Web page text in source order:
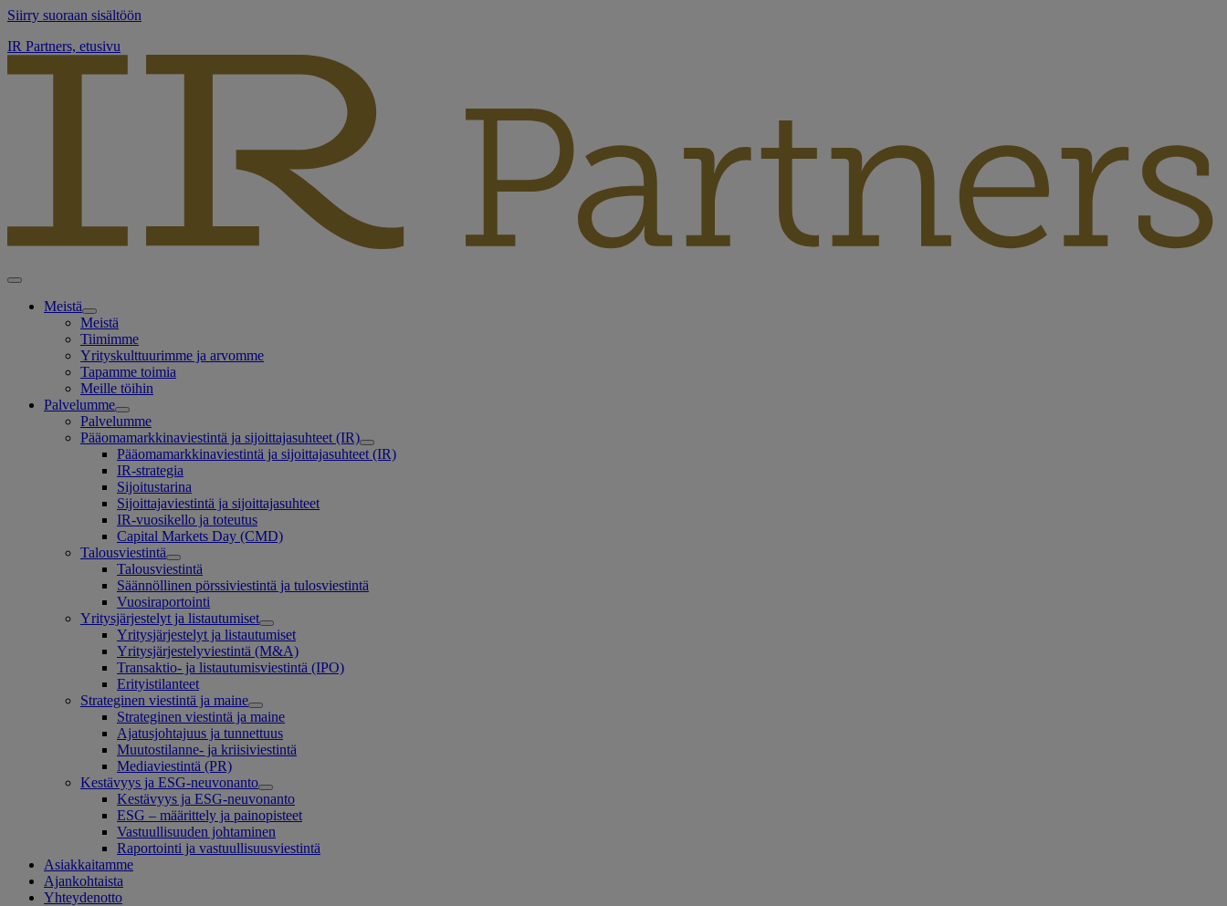
Siirry suoraan sisältöön
IR Partners, etusivu
Meistä
Meistä
Tiimimme
Yrityskulttuurimme ja arvomme
Tapamme toimia
Meille töihin
Palvelumme
Palvelumme
Pääomamarkkinaviestintä ja sijoittajasuhteet (IR)
Pääomamarkkinaviestintä ja sijoittajasuhteet (IR)
IR-strategia
Sijoitustarina
Sijoittajaviestintä ja sijoittajasuhteet
IR-vuosikello ja toteutus
Capital Markets Day (CMD)
Talousviestintä
Talousviestintä
Säännöllinen pörssiviestintä ja tulosviestintä
Vuosiraportointi
Yritysjärjestelyt ja listautumiset
Yritysjärjestelyt ja listautumiset
Yritysjärjestelyviestintä (M&A)
Transaktio- ja listautumisviestintä (IPO)
Erityistilanteet
Strateginen viestintä ja maine
Strateginen viestintä ja maine
Ajatusjohtajuus ja tunnettuus
Muutostilanne- ja kriisiviestintä
Mediaviestintä (PR)
Kestävyys ja ESG-neuvonanto
Kestävyys ja ESG-neuvonanto
ESG – määrittely ja painopisteet
Vastuullisuuden johtaminen
Raportointi ja vastuullisuusviestintä
Asiakkaitamme
Ajankohtaista
Yhteydenotto